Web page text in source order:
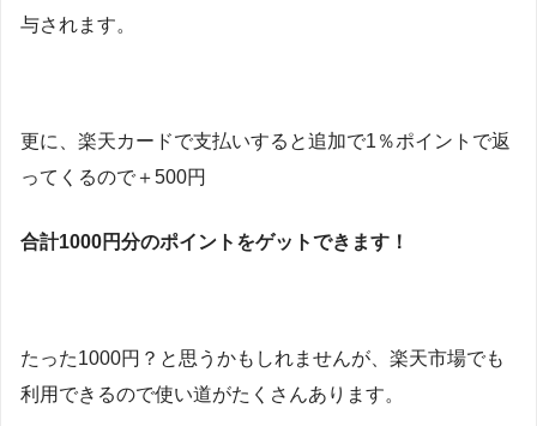
与されます。
更に、楽天カードで支払いすると追加で1％ポイントで返
ってくるので＋500円
合計1000円分のポイントをゲットできます！
たった1000円？と思うかもしれませんが、楽天市場でも
利用できるので使い道がたくさんあります。